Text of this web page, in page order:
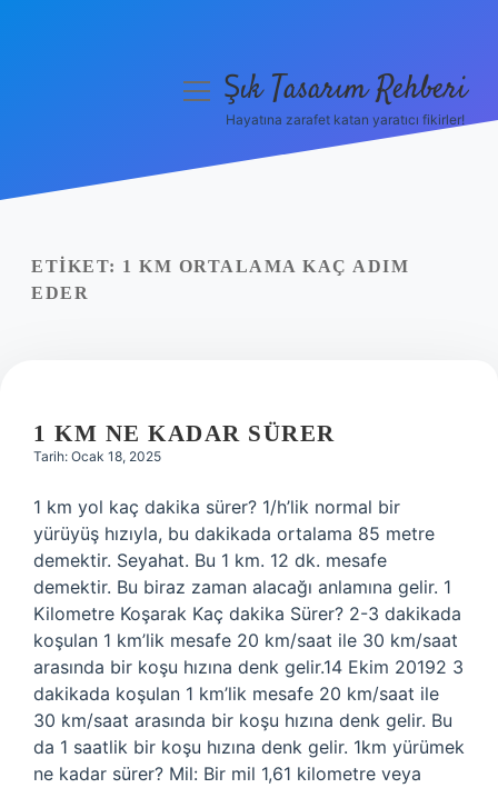
Yasal Uyarı
menüyüŞık Tasarım Rehberi
Hayatına zarafet katan yaratıcı fikirler!
ETIKET: 1 KM ORTALAMA KAÇ ADIM
EDER
1 KM NE KADAR SÜRER
Tarih: Ocak 18, 2025
1 km yol kaç dakika sürer? 1/h’lik normal bir
yürüyüş hızıyla, bu dakikada ortalama 85 metre
demektir. Seyahat. Bu 1 km. 12 dk. mesafe
demektir. Bu biraz zaman alacağı anlamına gelir. 1
Kilometre Koşarak Kaç dakika Sürer? 2-3 dakikada
koşulan 1 km’lik mesafe 20 km/saat ile 30 km/saat
arasında bir koşu hızına denk gelir.14 Ekim 20192 3
dakikada koşulan 1 km’lik mesafe 20 km/saat ile
30 km/saat arasında bir koşu hızına denk gelir. Bu
da 1 saatlik bir koşu hızına denk gelir. 1km yürümek
ne kadar sürer? Mil: Bir mil 1,61 kilometre veya